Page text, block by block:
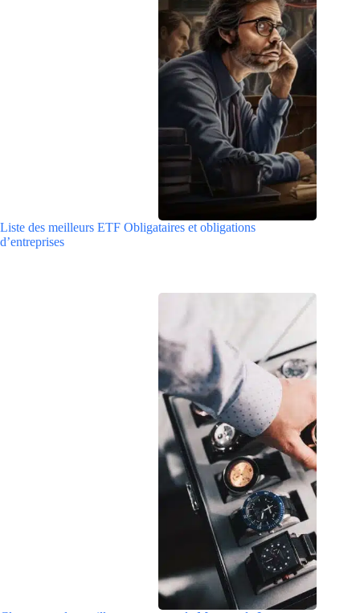
Liste des meilleurs ETF Obligataires et obligations
d’entreprises